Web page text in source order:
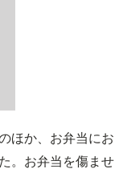
ほか、お弁当にお
。お弁当を傷ませ